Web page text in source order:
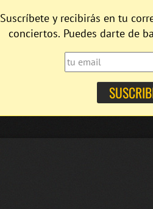
Suscríbete y recibirás en tu
conciertos. Puedes darte de